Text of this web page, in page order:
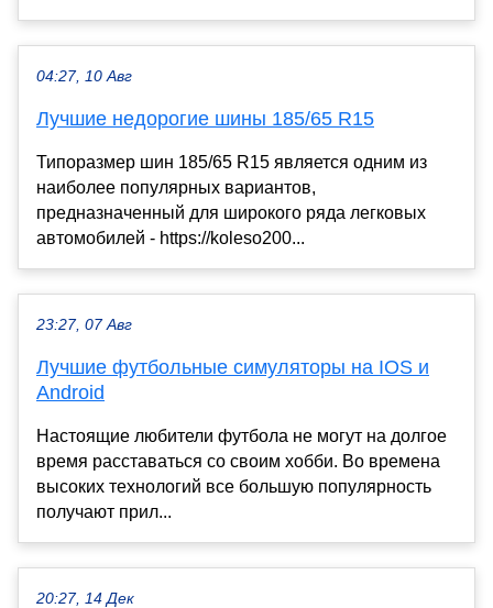
04:27, 10 Авг
Лучшие недорогие шины 185/65 R15
Типоразмер шин 185/65 R15 является одним из
наиболее популярных вариантов,
предназначенный для широкого ряда легковых
автомобилей - https://koleso200...
23:27, 07 Авг
Лучшие футбольные симуляторы на IOS и
Android
Настоящие любители футбола не могут на долгое
время расставаться со своим хобби. Во времена
высоких технологий все большую популярность
получают прил...
20:27, 14 Дек